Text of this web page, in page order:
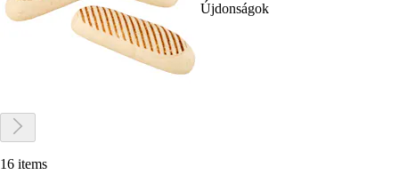
Újdonságok
16 items